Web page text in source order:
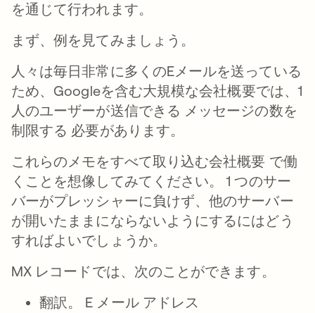
を通じて行われます。
まず、例を見てみましょう。
人々は毎日非常に多くのEメールを送っている
ため、Googleを含む大規模な会社概要では、1
人のユーザーが送信できる メッセージの数を
制限する 必要があります。
これらのメモをすべて取り込む会社概要 で働
くことを想像してみてください。 1 つのサー
バーがプレッシャーに負けず、他のサーバー
が開いたままにならないようにするにはどう
すればよいでしょうか。
MX レコードでは、次のことができます。
翻訳。 E メール アドレス